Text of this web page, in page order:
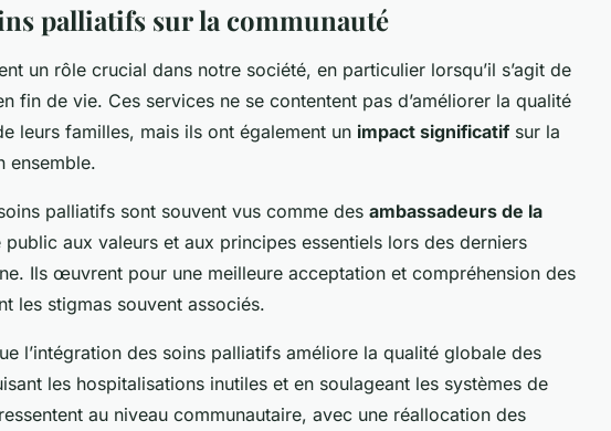
palliatifs sur la communauté
un rôle crucial dans notre société, en particulier lorsqu’il s’agit de
fin de vie. Ces services ne se contentent pas d’améliorer la qualité
leurs familles, mais ils ont également un impact significatif sur la
ensemble.
palliatifs sont souvent vus comme des ambassadeurs de la
public aux valeurs et aux principes essentiels lors des derniers
Ils œuvrent pour une meilleure acceptation et compréhension des
les stigmas souvent associés.
l’intégration des soins palliatifs améliore la qualité globale des
les hospitalisations inutiles et en soulageant les systèmes de
au niveau communautaire, avec une réallocation des